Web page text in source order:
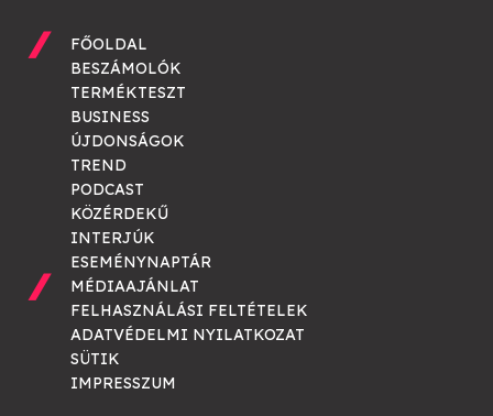
FŐOLDAL
BESZÁMOLÓK
TERMÉKTESZT
BUSINESS
ÚJDONSÁGOK
TREND
PODCAST
KÖZÉRDEKŰ
INTERJÚK
ESEMÉNYNAPTÁR
MÉDIAAJÁNLAT
FELHASZNÁLÁSI FELTÉTELEK
ADATVÉDELMI NYILATKOZAT
SÜTIK
IMPRESSZUM